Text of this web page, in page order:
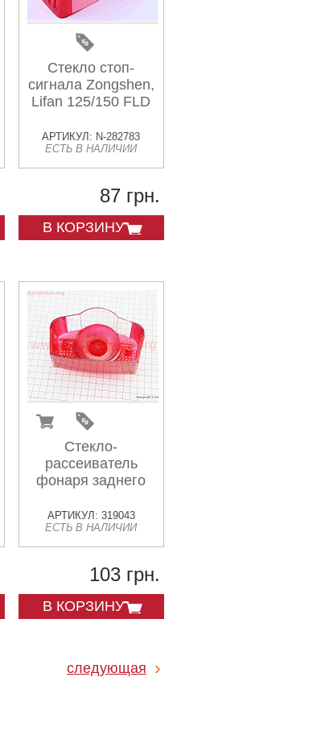
Стекло стоп-
сигнала Zongshen,
Lifan 125/150 FLD
АРТИКУЛ: N-282783
ЕСТЬ В НАЛИЧИИ
87 грн.
В КОРЗИНУ
Стекло-
рассеиватель
фонаря заднего
АРТИКУЛ: 319043
ЕСТЬ В НАЛИЧИИ
103 грн.
В КОРЗИНУ
следующая